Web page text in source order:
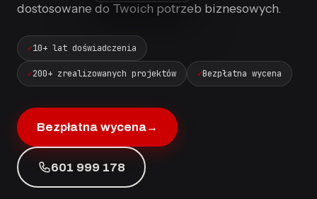
dostosowane do Twoich potrzeb biznesowych.
10+ lat doświadczenia
200+ zrealizowanych projektów Bezpłatna wycena
Bezpłatna wycena→
601 999 178